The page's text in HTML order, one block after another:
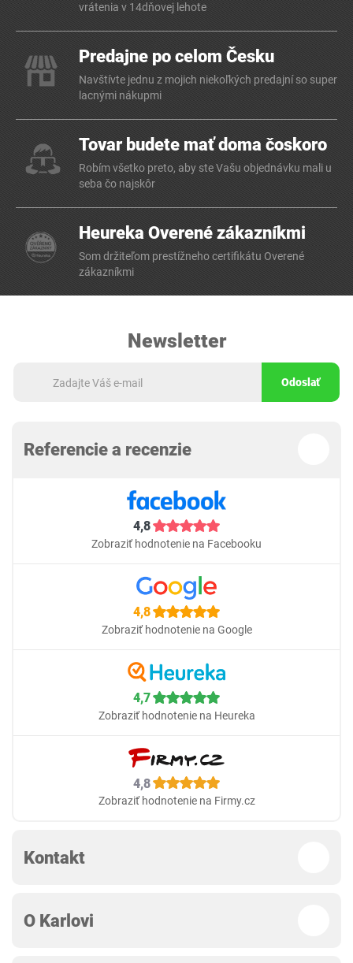
vrátenia v 14dňovej lehote
Predajne po celom Česku
Navštívte jednu z mojich niekoľkých predajní so super
lacnými nákupmi
Tovar budete mať doma čoskoro
Robím všetko preto, aby ste Vašu objednávku mali u
seba čo najskôr
Heureka Overené zákazníkmi
Som držiteľom prestížneho certifikátu Overené
zákazníkmi
Newsletter
Odoslať
Referencie a recenzie
4,8
Zobraziť hodnotenie na Facebooku
4,8
Zobraziť hodnotenie na Google
4,7
Zobraziť hodnotenie na Heureka
4,8
Zobraziť hodnotenie na Firmy.cz
Kontakt
O Karlovi